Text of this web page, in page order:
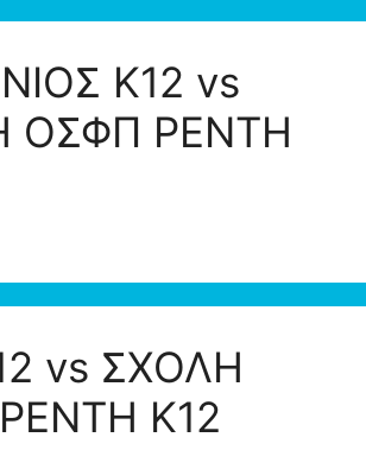
K12 vs
ΟΣΦΠ ΡΕΝΤΗ
vs ΣΧΟΛΗ
Κ12